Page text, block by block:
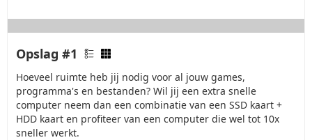
Opslag #1
Hoeveel ruimte heb jij nodig voor al jouw games,
programma's en bestanden? Wil jij een extra snelle
computer neem dan een combinatie van een SSD kaart +
HDD kaart en profiteer van een computer die wel tot 10x
sneller werkt.